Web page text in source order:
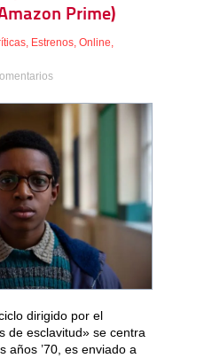
Prime)
, Estrenos, Online,
dirigido por el
de esclavitud» se centra
años ’70, es enviado a